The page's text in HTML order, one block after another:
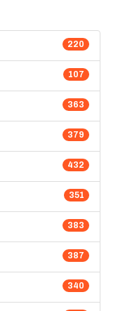
220
107
363
379
432
351
383
387
340